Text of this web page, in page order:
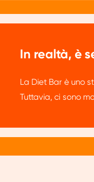
In realtà, è
La Diet Bar è uno
Tuttavia, ci sono